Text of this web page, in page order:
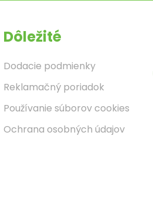
Dôležité
Dodacie podmienky
Reklamačný poriadok
Používanie súborov cookies
Ochrana osobných údajov